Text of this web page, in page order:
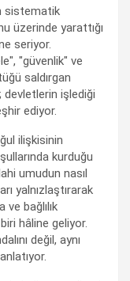
sistematik
üzerinde yarattığı
seriyor.
"güvenlik" ve
saldırgan
devletlerin işlediği
ediyor.
ilişkisinin
kurduğu
umudun nasıl
yalnızlaştırarak
bağlılık
hâline geliyor.
değil, aynı